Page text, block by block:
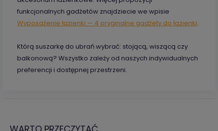
funkcjonalnych gadżetów znajdziecie we wpisie
Wyposażenie łazienki — 4 oryginalne gadżety do łazienki.
Którą suszarkę do ubrań wybrać: stojącą, wiszącą czy
balkonową? Wszystko zależy od naszych indywidualnych
preferencji i dostępnej przestrzeni.